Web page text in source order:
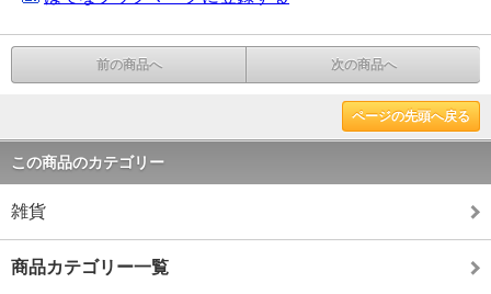
前の商品へ 次の商品へ
ページの先頭へ戻る
この商品のカテゴリー
雑貨
商品カテゴリー一覧